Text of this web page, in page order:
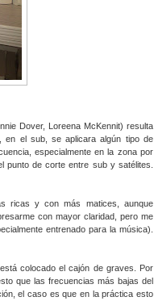
Dover, Loreena McKennit) resulta
en el sub, se aplicara algún tipo de
especialmente en la zona por
punto de corte entre sub y satélites.
ricas y con más matices, aunque
con mayor claridad, pero me
entrenado para la música).
colocado el cajón de graves. Por
que las frecuencias más bajas del
el caso es que en la práctica esto